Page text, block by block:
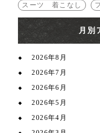
スーツ 着こなし
月別
2026年8月
2026年7月
2026年6月
2026年5月
2026年4月